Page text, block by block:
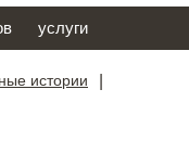
услуги
истории